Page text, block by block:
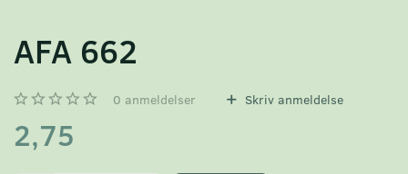
AFA 662
0 anmeldelser Skriv anmeldelse
2,75